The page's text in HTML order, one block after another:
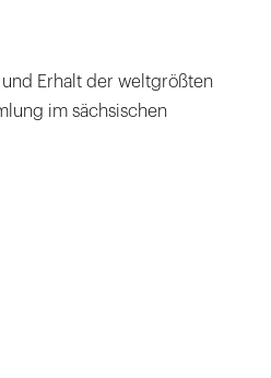
Erhalt der weltgrößten
im sächsischen